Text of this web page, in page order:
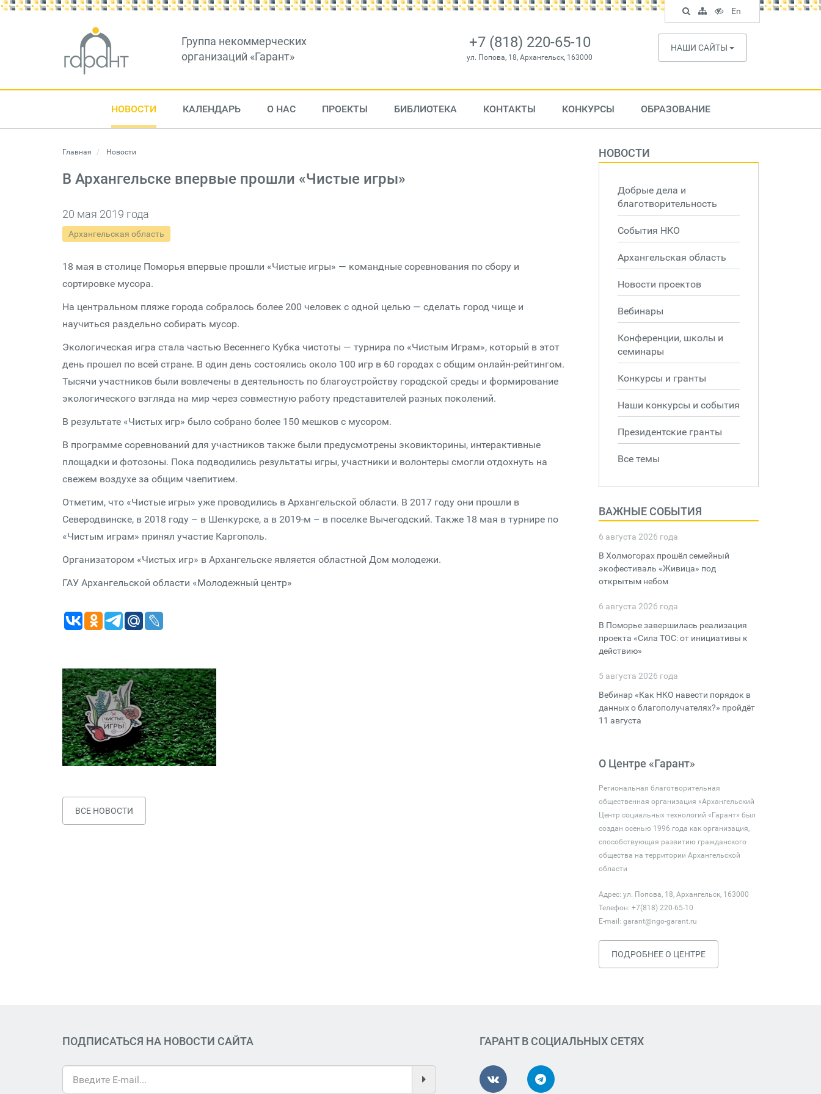
Группа некоммерческих
организаций «Гарант»
+7 (818) 220-65-10
ул. Попова, 18, Архангельск, 163000
НАШИ САЙТЫ
НОВОСТИ КАЛЕНДАРЬ О НАС ПРОЕКТЫ БИБЛИОТЕКА КОНТАКТЫ КОНКУРСЫ ОБРАЗОВАНИЕ
Главная Новости
В Архангельске впервые прошли «Чистые игры»
20 мая 2019 года
Архангельская область
18 мая в столице Поморья впервые прошли «Чистые игры» — командные соревнования по сбору и
сортировке мусора.
На центральном пляже города собралось более 200 человек с одной целью — сделать город чище и
научиться раздельно собирать мусор.
Экологическая игра стала частью Весеннего Кубка чистоты — турнира по «Чистым Играм», который в этот
день прошел по всей стране. В один день состоялись около 100 игр в 60 городах с общим онлайн-рейтингом.
Тысячи участников были вовлечены в деятельность по благоустройству городской среды и формирование
экологического взгляда на мир через совместную работу представителей разных поколений.
В результате «Чистых игр» было собрано более 150 мешков с мусором.
В программе соревнований для участников также были предусмотрены эковикторины, интерактивные
площадки и фотозоны. Пока подводились результаты игры, участники и волонтеры смогли отдохнуть на
свежем воздухе за общим чаепитием.
Отметим, что «Чистые игры» уже проводились в Архангельской области. В 2017 году они прошли в
Северодвинске, в 2018 году – в Шенкурске, а в 2019-м – в поселке Вычегодский. Также 18 мая в турнире по
«Чистым играм» принял участие Каргополь.
Организатором «Чистых игр» в Архангельске является областной Дом молодежи.
ГАУ Архангельской области «Молодежный центр»
ВСЕ НОВОСТИ
НОВОСТИ
Добрые дела и
благотворительность
События НКО
Архангельская область
Новости проектов
Вебинары
Конференции, школы и
семинары
Конкурсы и гранты
Наши конкурсы и события
Президентские гранты
Все темы
ВАЖНЫЕ СОБЫТИЯ
6 августа 2026 года
В Холмогорах прошёл семейный
экофестиваль «Живица» под
открытым небом
6 августа 2026 года
В Поморье завершилась реализация
проекта «Сила ТОС: от инициативы к
действию»
5 августа 2026 года
Вебинар «Как НКО навести порядок в
данных о благополучателях?» пройдёт
11 августа
О Центре «Гарант»
Региональная благотворительная
общественная организация «Архангельский
Центр социальных технологий «Гарант» был
создан осенью 1996 года как организация,
способствующая развитию гражданского
общества на территории Архангельской
области
Адрес: ул. Попова, 18, Архангельск, 163000
Телефон: +7(818) 220-65-10
E-mail: garant@ngo-garant.ru
ПОДРОБНЕЕ О ЦЕНТРЕ
ПОДПИСАТЬСЯ НА НОВОСТИ САЙТА ГАРАНТ В СОЦИАЛЬНЫХ СЕТЯХ
Поиск
по
сайту
Карта
сайта
Версия
для
слабовидящих
En
English